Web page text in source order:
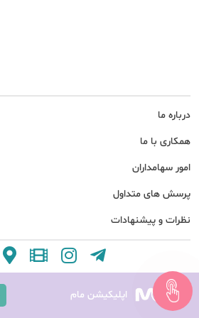
درباره ما
همکاری با ما
امور سهامداران
پرسش های متداول
نظرات و پیشنهادات
اپلیکیشن مام